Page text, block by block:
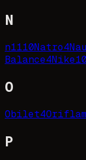
N
n1110Natro4
Balance4Nike10
O
Obilet4
P